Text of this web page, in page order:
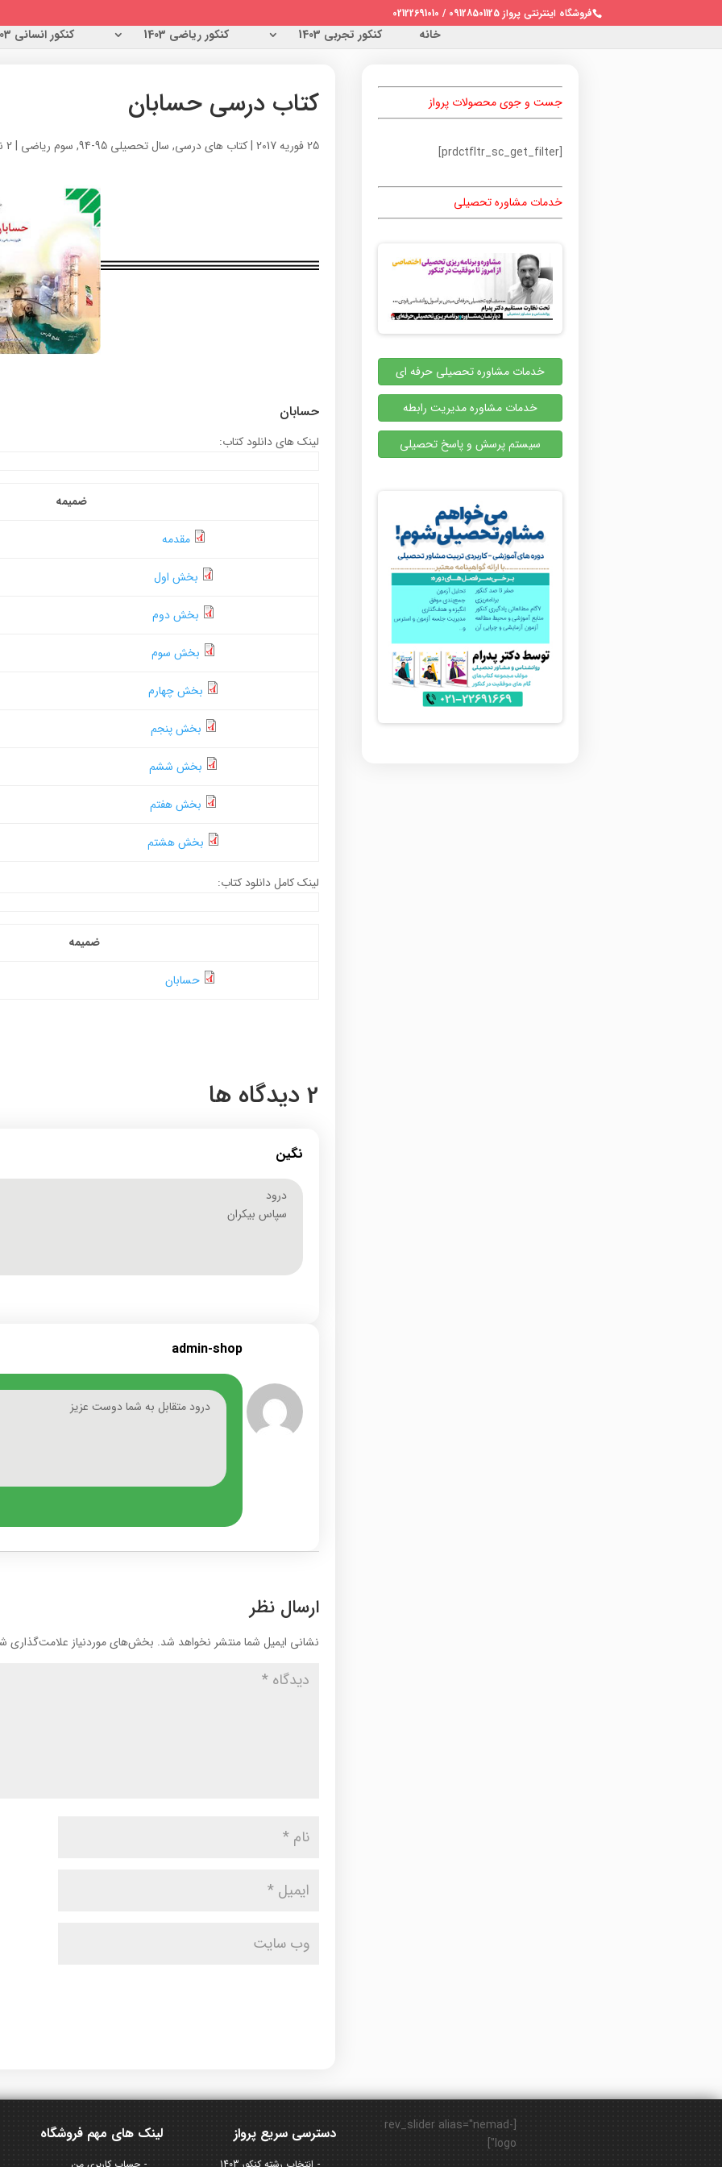
فروشگاه اینترنتی پرواز 09128501125 / 02122691010
خانه کنکور تجربی 1403 کنکور ریاضی 1403 کنکور انسانی 1403
کتاب درسی حسابان
25 فوریه 2017 |کتاب های درسی, سال تحصیلی 95-94 , سوم ریاضی |2 نظرات
حسابان
لینک های دانلود کتاب:
ضمیمه
مقدمه
بخش اول
بخش دوم
بخش سوم
بخش چهارم
بخش پنجم
بخش ششم
بخش هفتم
بخش هشتم
لینک کامل دانلود کتاب:
ضمیمه
حسابان
2 دیدگاه ها
نگین
درود
سپاس بیکران
admin-shop
درود متقابل به شما دوست عزیز
ارسال نظر
نشانی ایمیل شما منتشر نخواهد شد. بخش‌های موردنیاز علامت‌گذاری
جست و جوی محصولات پرواز
[prdctfltr_sc_get_filter]
خدمات مشاوره تحصیلی
خدمات مشاوره تحصیلی حرفه ای
خدمات مشاوره مدیریت رابطه
سیستم پرسش و پاسخ تحصیلی
لینک های مهم فروشگاه دسترسی سریع پرواز
[rev_slider alias="nemad-
logo"]